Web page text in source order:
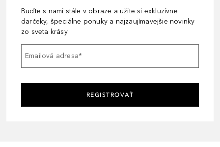
Buďte s nami stále v obraze a užite si exkluzívne
darčeky, špeciálne ponuky a najzaujímavejšie novinky
zo sveta krásy.
Emailová adresa*
REGISTROVAŤ